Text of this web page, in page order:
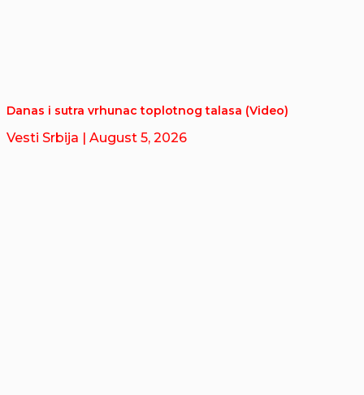
Danas i sutra vrhunac toplotnog talasa (Video)
Vesti Srbija | August 5, 2026